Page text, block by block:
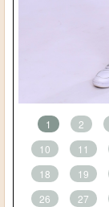
1 2
10
11
18
19
26
27